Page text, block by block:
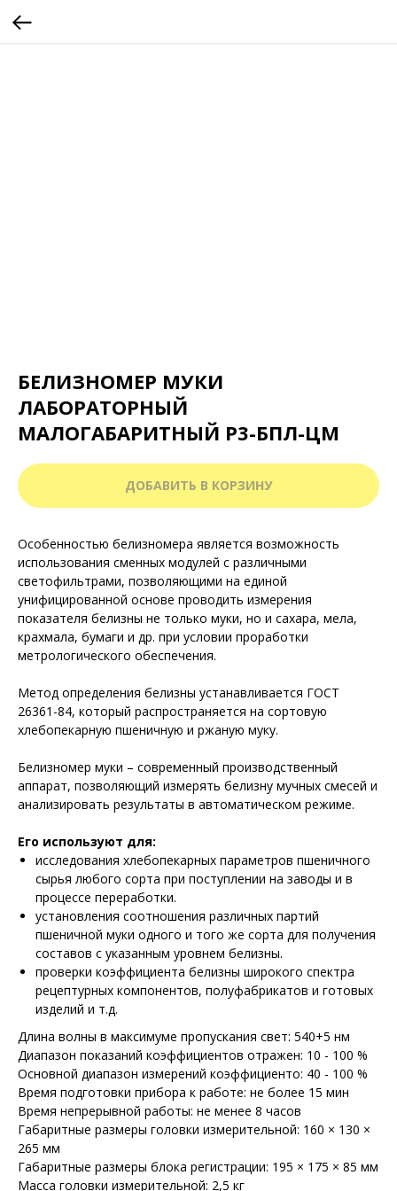
БЕЛИЗНОМЕР МУКИ
ЛАБОРАТОРНЫЙ
МАЛОГАБАРИТНЫЙ Р3-БПЛ-ЦМ
ДОБАВИТЬ В КОРЗИНУ
Особенностью белизномера является возможность
использования сменных модулей с различными
светофильтрами, позволяющими на единой
унифицированной основе проводить измерения
показателя белизны не только муки, но и сахара, мела,
крахмала, бумаги и др. при условии проработки
метрологического обеспечения.
Метод определения белизны устанавливается ГОСТ
26361-84, который распространяется на сортовую
хлебопекарную пшеничную и ржаную муку.
Белизномер муки – современный производственный
аппарат, позволяющий измерять белизну мучных смесей и
анализировать результаты в автоматическом режиме.
Его используют для:
исследования хлебопекарных параметров пшеничного
сырья любого сорта при поступлении на заводы и в
процессе переработки.
установления соотношения различных партий
пшеничной муки одного и того же сорта для получения
составов с указанным уровнем белизны.
проверки коэффициента белизны широкого спектра
рецептурных компонентов, полуфабрикатов и готовых
изделий и т.д.
Длина волны в максимуме пропускания свет: 540+5 нм
Диапазон показаний коэффициентов отражен: 10 - 100 %
Основной диапазон измерений коэффициенто: 40 - 100 %
Время подготовки прибора к работе: не более 15 мин
Время непрерывной работы: не менее 8 часов
Габаритные размеры головки измерительной: 160 × 130 ×
265 мм
Габаритные размеры блока регистрации: 195 × 175 × 85 мм
Масса головки измерительной: 2,5 кг